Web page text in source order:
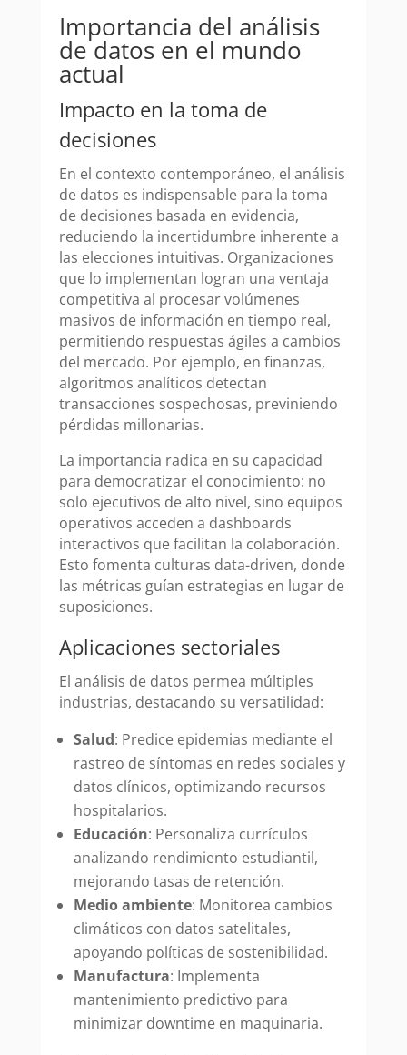
Importancia del análisis
de datos en el mundo
actual
Impacto en la toma de
decisiones
En el contexto contemporáneo, el análisis
de datos es indispensable para la toma
de decisiones basada en evidencia,
reduciendo la incertidumbre inherente a
las elecciones intuitivas. Organizaciones
que lo implementan logran una ventaja
competitiva al procesar volúmenes
masivos de información en tiempo real,
permitiendo respuestas ágiles a cambios
del mercado. Por ejemplo, en finanzas,
algoritmos analíticos detectan
transacciones sospechosas, previniendo
pérdidas millonarias.
La importancia radica en su capacidad
para democratizar el conocimiento: no
solo ejecutivos de alto nivel, sino equipos
operativos acceden a dashboards
interactivos que facilitan la colaboración.
Esto fomenta culturas data-driven, donde
las métricas guían estrategias en lugar de
suposiciones.
Aplicaciones sectoriales
El análisis de datos permea múltiples
industrias, destacando su versatilidad:
Salud: Predice epidemias mediante el
rastreo de síntomas en redes sociales y
datos clínicos, optimizando recursos
hospitalarios.
Educación: Personaliza currículos
analizando rendimiento estudiantil,
mejorando tasas de retención.
Medio ambiente: Monitorea cambios
climáticos con datos satelitales,
apoyando políticas de sostenibilidad.
Manufactura: Implementa
mantenimiento predictivo para
minimizar downtime en maquinaria.